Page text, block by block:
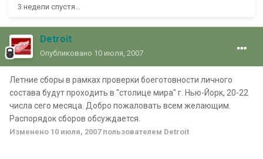
3 недели спустя...
Detroit
Опубликовано 10 июля, 2007
Летние сборы в рамках проверки боеготовности личного
состава будут проходить в "столице мира" г. Нью-Йорк, 20-22
числа сего месяца. Добро пожаловать всем желающим.
Распорядок сборов обсуждается.
Изменено 10 июля, 2007пользователем Detroit